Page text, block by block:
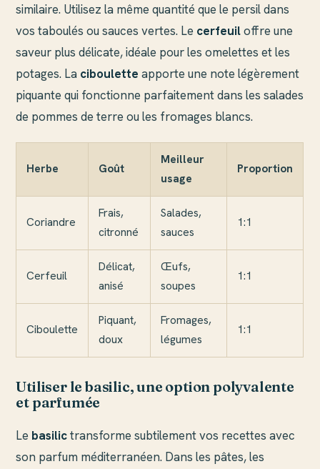
similaire. Utilisez la même quantité que le persil dans
vos taboulés ou sauces vertes. Le cerfeuiloffre une
saveur plus délicate, idéale pour les omelettes et les
potages. La ciboulette apporte une note légèrement
piquante qui fonctionne parfaitement dans les salades
de pommes de terre ou les fromages blancs.
Herbe Goût
Meilleur
usage
Proportion
Coriandre
Frais,
citronné
Salades,
sauces
1:1
Cerfeuil
Délicat,
anisé
Œufs,
soupes
1:1
Ciboulette
Piquant,
doux
Fromages,
légumes
1:1
Utiliser le basilic, une option polyvalente
et parfumée
Le basilictransforme subtilement vos recettes avec
son parfum méditerranéen. Dans les pâtes, les